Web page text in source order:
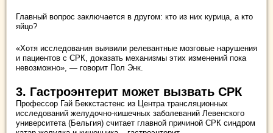
Главный вопрос заключается в другом: кто из них курица, а кто
яйцо?
«Хотя исследования выявили релевантные мозговые нарушения
и пациентов с СРК, доказать механизмы этих изменений пока
невозможно», — говорит Пол Энк.
3. Гастроэнтерит может вызвать СРК
Профессор Гай Беккстастенс из Центра трансляционных
исследований желудочно-кишечных заболеваний Левенского
университета (Бельгия) считает главной причиной СРК синдром